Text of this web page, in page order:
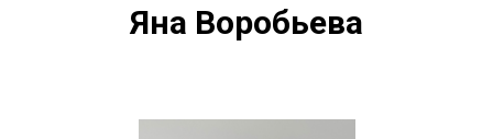
Яна Воробьева